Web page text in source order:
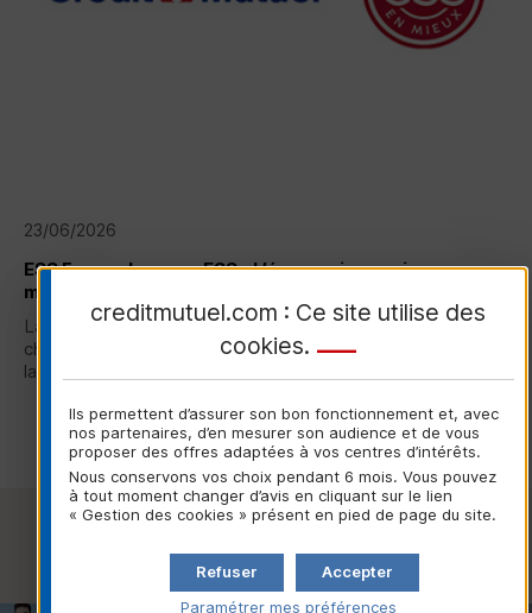
23/06/2026
ESSFrance lance : « ESS - L’économie en mieux », une
marque unique soutenue par le Crédit Mutuel
La nouvelle marque commune portée parESSFrance, la
chambre représentative de l'Économie Sociale et Solidaire,
lancée ce 23 juin 2026...
Lire la suite
creditmutuel.com : Ce site utilise des
cookies.
Ils permettent d’assurer son bon fonctionnement et, avec
nos partenaires, d’en mesurer son audience et de vous
proposer des offres adaptées à vos centres d’intérêts.
Nous conservons vos choix pendant 6 mois. Vous pouvez
à tout moment changer d’avis en cliquant sur le lien
« Gestion des cookies » présent en pied de page du site.
Accepter
Refuser
Paramétrer mes préférences